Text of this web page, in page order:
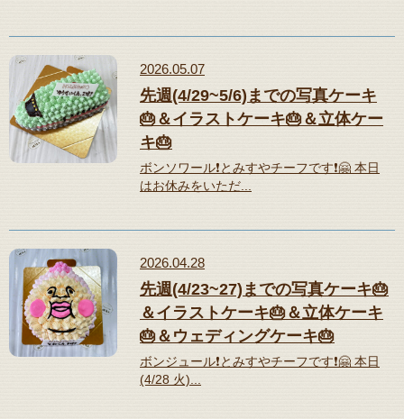
2026.05.07
先週(4/29~5/6)までの写真ケーキ
🎂＆イラストケーキ🎂＆立体ケー
キ🎂
ボンソワール❗️とみすやチーフです❗️🤗 本日
はお休みをいただ...
2026.04.28
先週(4/23~27)までの写真ケーキ🎂
＆イラストケーキ🎂＆立体ケーキ
🎂＆ウェディングケーキ🎂
ボンジュール❗️とみすやチーフです❗️🤗 本日
(4/28 火)...